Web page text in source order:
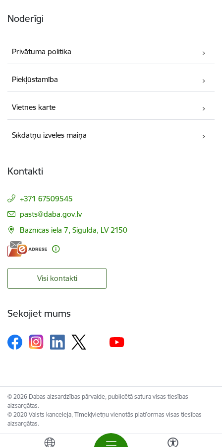
Noderīgi
Privātuma politika
Piekļūstamība
Vietnes karte
Sīkdatņu izvēles maiņa
Kontakti
+371 67509545
E-pasts:
pasts@daba.gov.lv
Baznīcas iela 7, Sigulda, LV 2150
Visi kontakti
Sekojiet mums
© 2026 Dabas aizsardzības pārvalde, publicētā satura visas tiesības
aizsargātas.
© 2020 Valsts kanceleja, Tīmekļvietņu vienotās platformas visas tiesības
aizsargātas.